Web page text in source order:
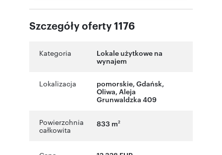
Szczegóły oferty 1176
Kategoria
Lokale użytkowe na
wynajem
Lokalizacja pomorskie, Gdańsk,
Oliwa, Aleja
Grunwaldzka 409
Powierzchnia
całkowita
833 m2